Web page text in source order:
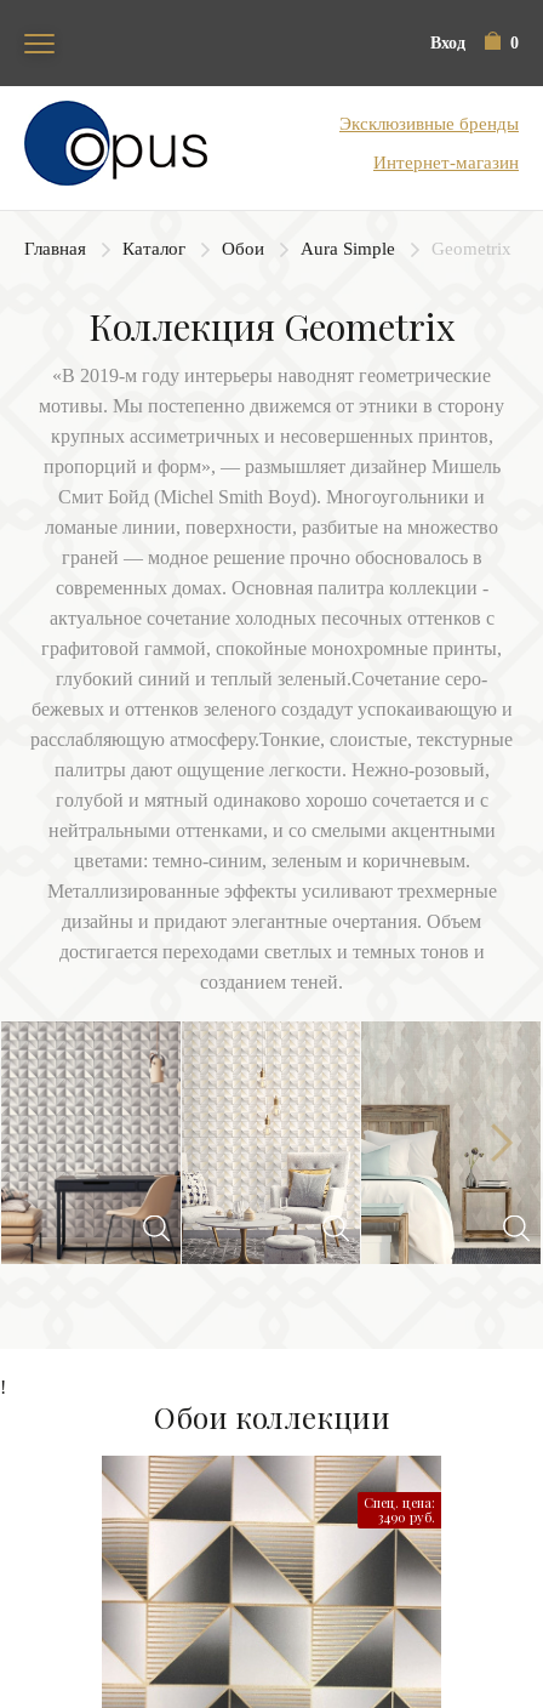
Вход 0
Блок поиска
Эксклюзивные бренды
Интернет-магазин
Главная Каталог Обои Aura Simple Geometrix
Коллекция Geometrix
«В 2019-м году интерьеры наводнят геометрические
мотивы. Мы постепенно движемся от этники в сторону
крупных ассиметричных и несовершенных принтов,
пропорций и форм», — размышляет дизайнер Мишель
Смит Бойд (Michel Smith Boyd). Многоугольники и
ломаные линии, поверхности, разбитые на множество
граней — модное решение прочно обосновалось в
современных домах. Основная палитра коллекции -
актуальное сочетание холодных песочных оттенков с
графитовой гаммой, спокойные монохромные принты,
глубокий синий и теплый зеленый. ​​​​​​​Сочетание серо-
бежевых и оттенков зеленого создадут успокаивающую и
расслабляющую атмосферу.Тонкие, слоистые, текстурные
палитры дают ощущение легкости. Нежно-розовый,
голубой и мятный одинаково хорошо сочетается и с
нейтральными оттенками, и со смелыми акцентными
цветами: темно-синим, зеленым и коричневым.
Металлизированные эффекты усиливают трехмерные
дизайны и придают элегантные очертания. Объем
достигается переходами светлых и темных тонов и
созданием теней.
Previous
Next
!
Обои коллекции
Спец. цена:
3490 руб.